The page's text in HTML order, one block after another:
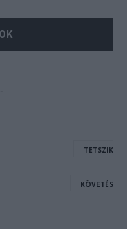
TETSZIK
KÖVETÉS